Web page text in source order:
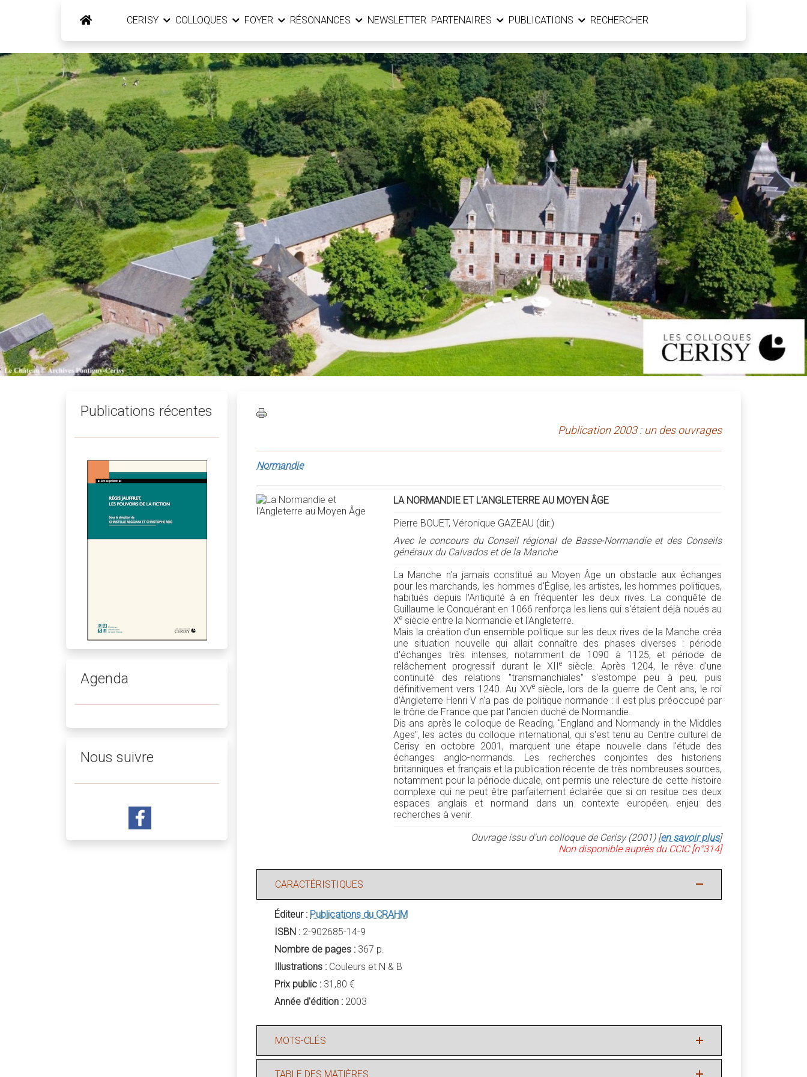
CERISY COLLOQUES FOYER RÉSONANCES NEWSLETTER PARTENAIRES PUBLICATIONS RECHERCHER
Publication 2003 : un des ouvrages
Normandie
LA NORMANDIE ET L'ANGLETERRE AU MOYEN ÂGE
Pierre BOUET, Véronique GAZEAU (dir.)
Avec le concours du Conseil régional de Basse-Normandie et des Conseils
généraux du Calvados et de la Manche
La Manche n'a jamais constitué au Moyen Âge un obstacle aux échanges
pour les marchands, les hommes d'Église, les artistes, les hommes politiques,
habitués depuis l'Antiquité à en fréquenter les deux rives. La conquête de
Guillaume le Conquérant en 1066 renforça les liens qui s'étaient déjà noués au
Xe siècle entre la Normandie et l'Angleterre.
Mais la création d'un ensemble politique sur les deux rives de la Manche créa
une situation nouvelle qui allait connaître des phases diverses : période
d'échanges très intenses, notamment de 1090 à 1125, et période de
relâchement progressif durant le XIIesiècle. Après 1204, le rêve d'une
continuité des relations "transmanchiales" s'estompe peu à peu, puis
définitivement vers 1240. Au XVesiècle, lors de la guerre de Cent ans, le roi
d'Angleterre Henri V n'a pas de politique normande : il est plus préoccupé par
le trône de France que par l'ancien duché de Normandie.
Dis ans après le colloque de Reading, "England and Normandy in the Middles
Ages", les actes du colloque international, qui s'est tenu au Centre culturel de
Cerisy en octobre 2001, marquent une étape nouvelle dans l'étude des
échanges anglo-normands. Les recherches conjointes des historiens
britanniques et français et la publication récente de très nombreuses sources,
notamment pour la période ducale, ont permis une relecture de cette histoire
complexe qui ne peut être parfaitement éclairée que si on resitue ces deux
espaces anglais et normand dans un contexte européen, enjeu des
recherches à venir.
Ouvrage issu d'un colloque de Cerisy (2001) [en savoir plus]
Non disponible auprès du CCIC [n°314]
CARACTÉRISTIQUES
Éditeur : Publications du CRAHM
ISBN : 2-902685-14-9
Nombre de pages : 367 p.
Illustrations : Couleurs et N & B
Prix public : 31,80 €
Année d'édition : 2003
MOTS-CLÉS
TABLE DES MATIÈRES
Publications récentes
Agenda
Nous suivre